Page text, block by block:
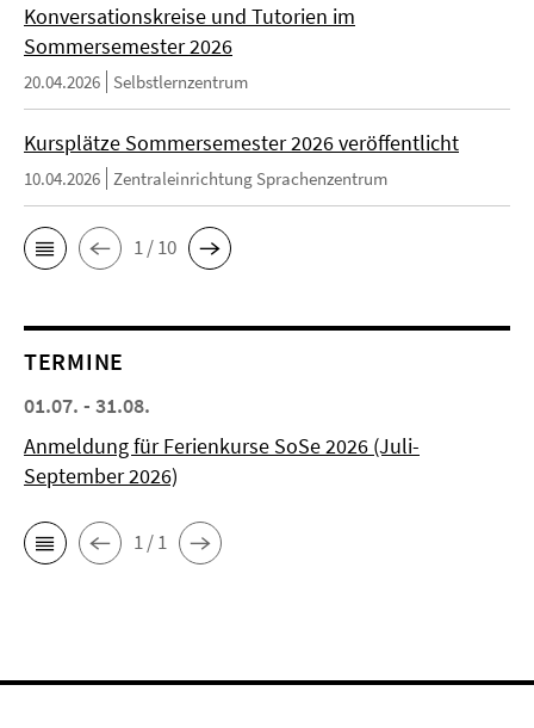
Konversationskreise und Tutorien im
Sommersemester 2026
20.04.2026 Selbstlernzentrum
Kursplätze Sommersemester 2026 veröffentlicht
10.04.2026 Zentraleinrichtung Sprachenzentrum
1 / 10
TERMINE
01.07. - 31.08.
Anmeldung für Ferienkurse SoSe 2026 (Juli-
September 2026)
1 / 1